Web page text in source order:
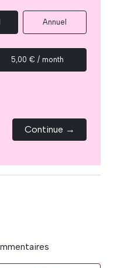
Annuel
5,00 € / month
Continue →